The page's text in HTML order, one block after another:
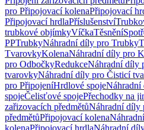
pro Připojovací kolenaPřipojovací
Připojovací hrdlaPříslušenství
trubkové objímkyVíčkaTěsnění
PPTrubkyNáhradní díly pro Trubky
TvarovkyKolenaNáhradní díly pro
pro OdbočkyRedukceNáhradní díly
tvarovkyNáhradní díly pro Čisticí
pro PřipojeníHrdlové spoje
spojeČelisťové spojePřechodky na
zařizovacích předmětůNáhradní díly
předmětůPřipojovací kolena
kolenaPřipojovací hrdlaNáhradní